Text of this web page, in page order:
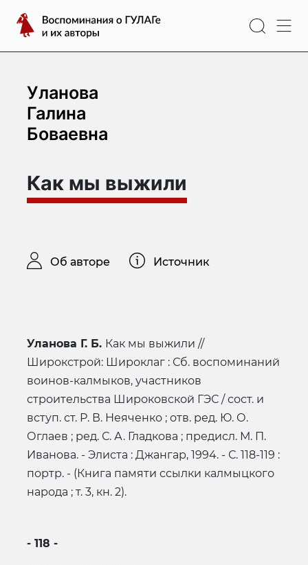
содержимому
Воспоминания
о
ГУЛАГе
их
авторы
Уланова
Галина
Боваевна
Как мы выжили
Об авторе Источник
Уланова Г. Б. Как мы выжили //
Широкстрой: Широклаг : Сб. воспоминаний
воинов-калмыков, участников
строительства Широковской ГЭС / сост. и
вступ. ст. Р. В. Неяченко ; отв. ред. Ю. О.
Оглаев ; ред. С. А. Гладкова ; предисл. М. П.
Иванова. - Элиста : Джангар, 1994. - С. 118-119 :
портр. - (Книга памяти ссылки калмыцкого
народа ; т. 3, кн. 2).
- 118 -